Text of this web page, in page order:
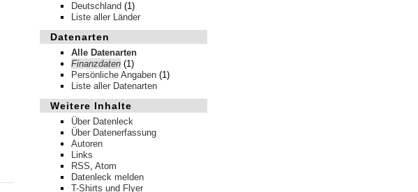
Deutschland (1)
Liste aller Länder
Datenarten
Alle Datenarten
Finanzdaten (1)
Persönliche Angaben (1)
Liste aller Datenarten
Weitere Inhalte
Über Datenleck
Über Datenerfassung
Autoren
Links
RSS, Atom
Datenleck melden
T-Shirts und Flyer